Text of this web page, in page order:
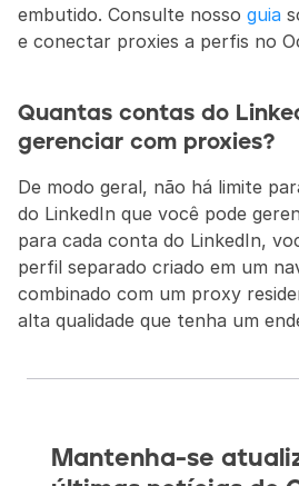
embutido. Consulte nosso guia
e conectar proxies a perfis no
Quantas contas do
gerenciar com proxies?
De modo geral, não há limite
do LinkedIn que você pode
para cada conta do LinkedIn,
perfil separado criado em um
combinado com um proxy
alta qualidade que tenha um
Mantenha-se